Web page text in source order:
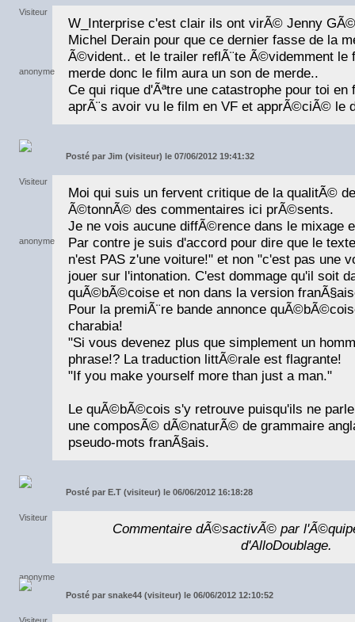
W_Interprise c'est clair ils ont virÃ© Jenny
Michel Derain pour que ce dernier fasse de la
Ã©vident.. et le trailer reflÃ¨te Ã©videmment le
merde donc le film aura un son de merde..
Ce qui rique d'Ãªtre une catastrophe pour toi
aprÃ¨s avoir vu le film en VF et apprÃ©ciÃ© le
Posté par Jim (visiteur) le 07/06/2012 19:41:32
Moi qui suis un fervent critique de la qualitÃ©
Ã©tonnÃ© des commentaires ici prÃ©sents.
Je ne vois aucune diffÃ©rence dans le mixage
Par contre je suis d'accord pour dire que le
n'est PAS z'une voiture!" et non "c'est pas une
jouer sur l'intonation. C'est dommage qu'il soit
quÃ©bÃ©coise et non dans la version
Pour la premiÃ¨re bande annonce
charabia!
"Si vous devenez plus que simplement un
phrase!? La traduction littÃ©rale est flagrante!
"If you make yourself more than just a man."
Le quÃ©bÃ©cois s'y retrouve puisqu'ils ne
une composÃ© dÃ©naturÃ© de grammaire
pseudo-mots franÃ§ais.
Posté par E.T (visiteur) le 06/06/2012 16:18:28
Commentaire dÃ©sactivÃ© par
d'AlloDoublage.
Posté par snake44 (visiteur) le 06/06/2012 12:10:52